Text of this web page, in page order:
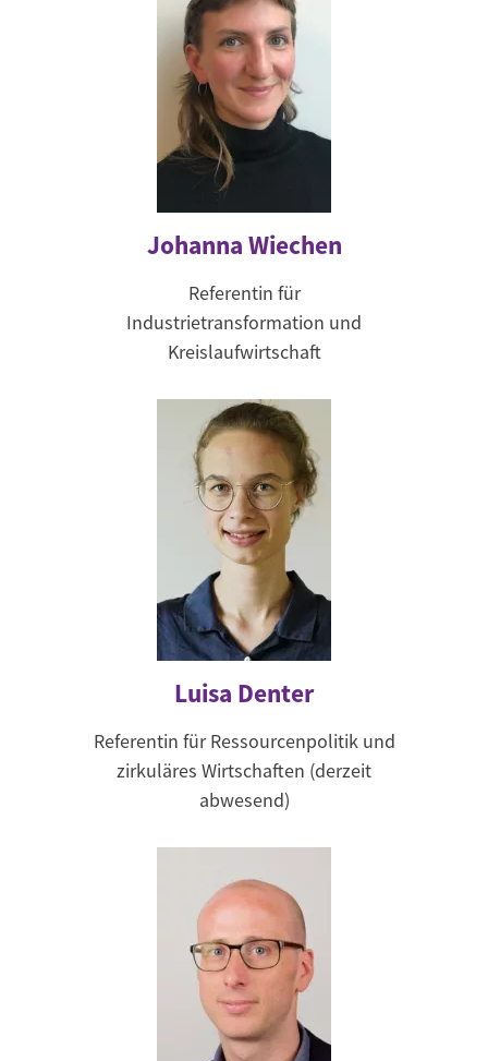
Johanna Wiechen
Referentin für
Industrietransformation und
Kreislaufwirtschaft
Luisa Denter
Referentin für Ressourcenpolitik und
zirkuläres Wirtschaften (derzeit
abwesend)